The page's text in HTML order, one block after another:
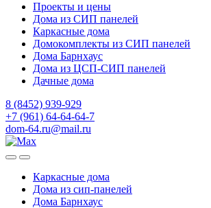
Проекты и цены
Дома из СИП панелей
Каркасные дома
Домокомплекты из СИП панелей
Дома Барнхаус
Дома из ЦСП-СИП панелей
Дачные дома
8 (8452) 939-929
+7 (961) 64-64-64-7
dom-64.ru@mail.ru
Каркасные дома
Дома из сип-панелей
Дома Барнхаус